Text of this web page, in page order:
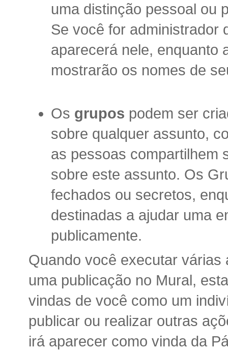
uma distinção pessoal ou
Se você for administrador
aparecerá nele, enquanto
mostrarão os nomes de
Os grupos podem ser
sobre qualquer assunto,
as pessoas compartilhem
sobre este assunto. Os
fechados ou secretos,
destinadas a ajudar uma
publicamente.
Quando você executar
uma publicação no Mural,
vindas de você como um
publicar ou realizar outras
irá aparecer como vinda da